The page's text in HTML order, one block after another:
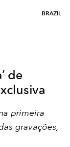
BRAZIL
de
primeira
gravações,